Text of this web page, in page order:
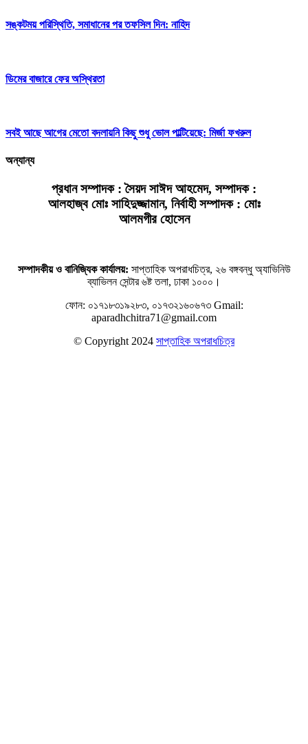
সঙ্কটময় পরিস্থিতি, সমাধানের পর তফসিল দিন: নাহিদ
ডিমের বাজারে ফের অস্থিরতা
সবই আছে আগের মেতো বদলায়নি কিছু শুধু ভোল পাল্টিয়েছে: মির্জা ফখরুল
অন্যান্য
প্রধান সম্পাদক : সৈয়দ সাঈদ আহমেদ, সম্পাদক :
আলহাজ্ব মোঃ সাহিদুজ্জামান, নির্বাহী সম্পাদক : মোঃ
আলমগীর হোসেন
সম্পাদকীয় ও বানিজ্যিক কার্যালয়: সাপ্তাহিক অপরাধচিত্র, ২৬ বঙ্গবন্ধু অ্যাভিনিউ
ব্যাভিলন সেন্টার ৬ষ্ট তলা, ঢাকা ১০০০।
ফোন: ০১৭১৮৩১৯২৮৩, ০১৭৩২১৬০৬৭৩Gmail:
aparadhchitra71@gmail.com
© Copyright 2024 সাপ্তাহিক অপরাধচিত্র